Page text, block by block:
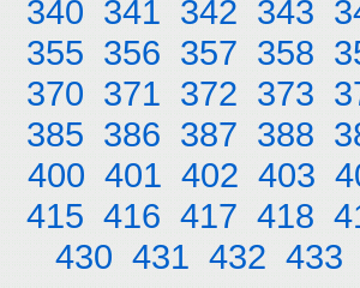
340 341 342 343
355 356 357 358
370 371 372 373
385 386 387 388
400 401 402 403
415 416 417 418
430 431 432 433